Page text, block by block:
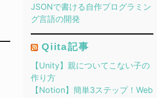
JSONで書ける自作プログラミン
グ言語の開発
Qiita記事
【Unity】親についてこない子の
作り方
【Notion】簡単3ステップ！Web